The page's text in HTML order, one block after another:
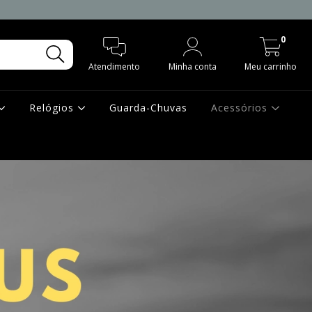
Atendimento Minha conta Meu carrinho
0
Relógios Guarda-Chuvas Acessórios